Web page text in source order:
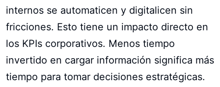
internos se automaticen y digitalicen sin
fricciones. Esto tiene un impacto directo en
los KPIs corporativos. Menos tiempo
invertido en cargar información significa más
tiempo para tomar decisiones estratégicas.